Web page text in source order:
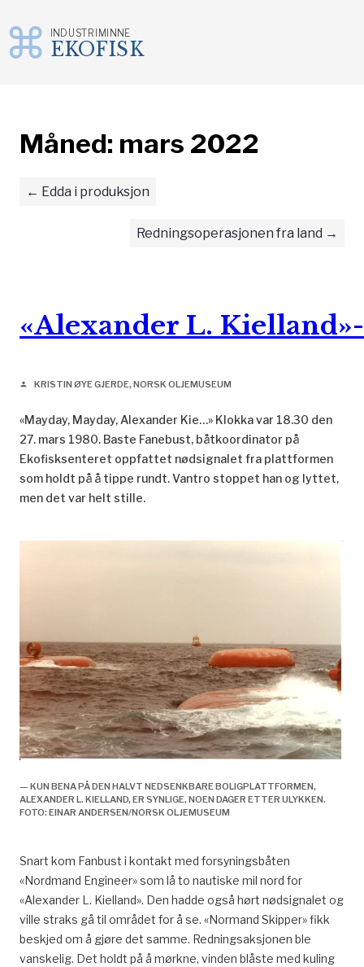
INDUSTRIMINNE
EKOFISK
Måned: mars 2022
Edda i produksjon
Redningsoperasjonen fra land
«Alexander L.
person KRISTIN ØYE GJERDE, NORSK OLJEMUSEUM
«Mayday, Mayday, Alexander Kie…» Klokka var 18.30 den
27. mars 1980. Baste Fanebust, båtkoordinator på
Ekofisksenteret oppfattet nødsignalet fra plattformen
som holdt på å tippe rundt. Vantro stoppet han og lyttet,
men det var helt stille.
— KUN BENA PÅ DEN HALVT NEDSENKBARE BOLIGPLATTFORMEN,
ALEXANDER L. KIELLAND, ER SYNLIGE, NOEN DAGER ETTER ULYKKEN.
FOTO: EINAR ANDERSEN/NORSK OLJEMUSEUM
Snart kom Fanbust i kontakt med forsyningsbåten
«Nordmand Engineer» som lå to nautiske mil nord for
«Alexander L. Kielland». Den hadde også hørt nødsignalet og
ville straks gå til området for å se. «Normand Skipper» fikk
beskjed om å gjøre det samme. Redningsaksjonen ble
vanskelig. Det holdt på å mørkne, vinden blåste med kuling